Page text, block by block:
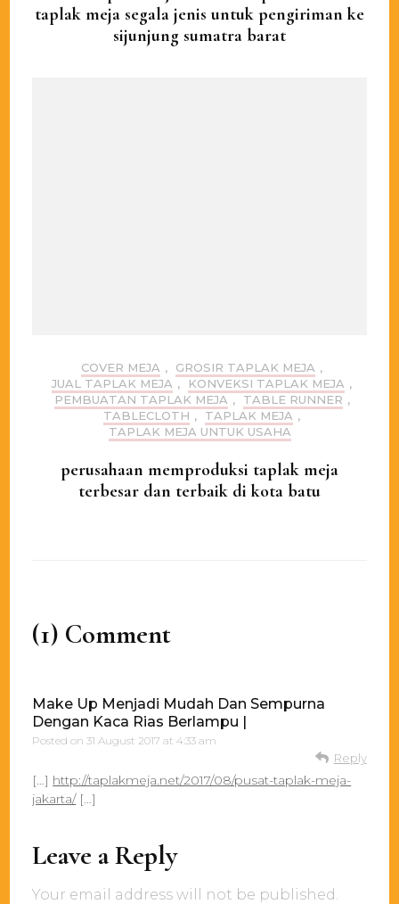
taplak meja segala jenis untuk pengiriman ke
sijunjung sumatra barat
COVER MEJA , GROSIR TAPLAK MEJA ,
JUAL TAPLAK MEJA , KONVEKSI TAPLAK MEJA ,
PEMBUATAN TAPLAK MEJA , TABLE RUNNER ,
TABLECLOTH , TAPLAK MEJA ,
TAPLAK MEJA UNTUK USAHA
perusahaan memproduksi taplak meja
terbesar dan terbaik di kota batu
(1) Comment
Make Up Menjadi Mudah Dan Sempurna
Dengan Kaca Rias Berlampu |
Posted on31 August 2017 at 4:33 am
Reply
[…] http://taplakmeja.net/2017/08/pusat-taplak-meja-
jakarta/[…]
Leave a Reply
Your email address will not be published.